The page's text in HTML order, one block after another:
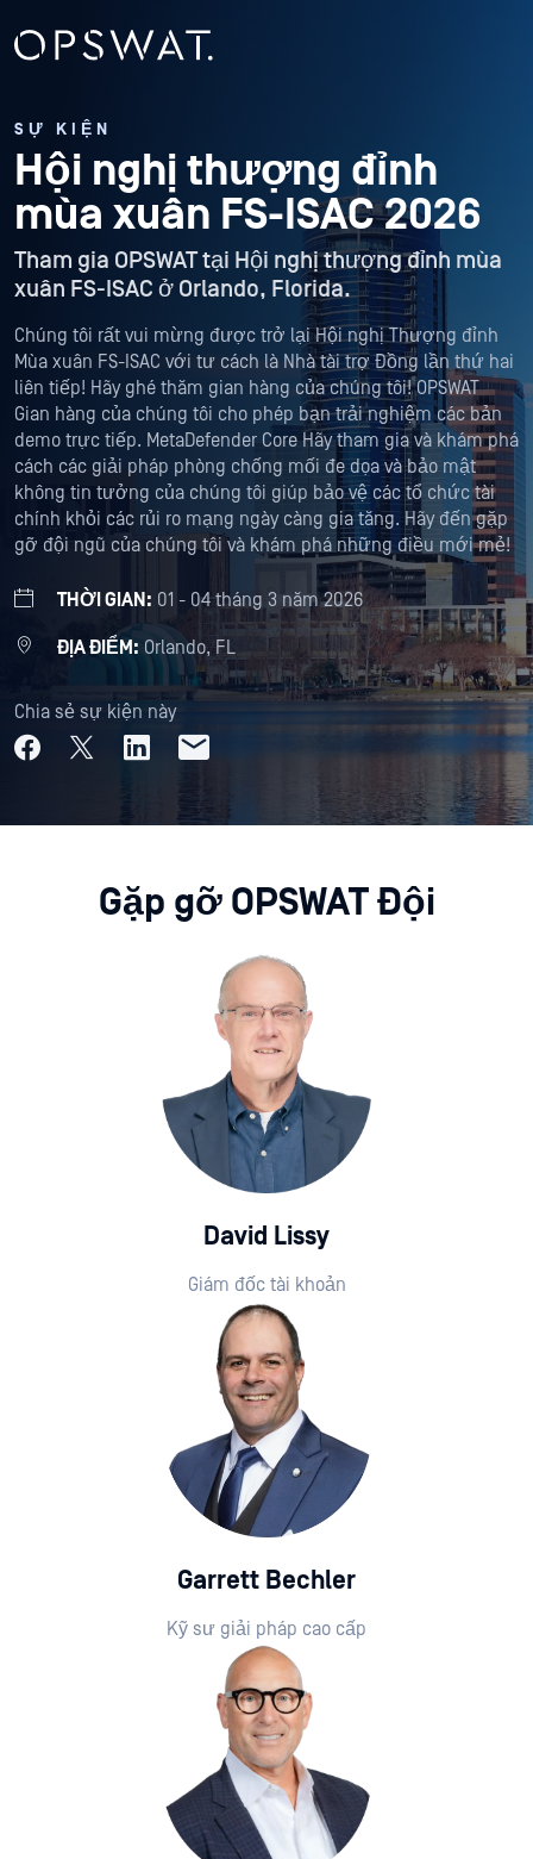
SỰ KIỆN
Hội nghị thượng đỉnh
mùa xuân FS-ISAC 2026
Tham gia OPSWAT tại Hội nghị thượng đỉnh mùa
xuân FS-ISAC ở Orlando, Florida.
Chúng tôi rất vui mừng được trở lại Hội nghị Thượng đỉnh
Mùa xuân FS-ISAC với tư cách là Nhà tài trợ Đồng lần thứ hai
liên tiếp! Hãy ghé thăm gian hàng của chúng tôi! OPSWAT
Gian hàng của chúng tôi cho phép bạn trải nghiệm các bản
demo trực tiếp. MetaDefender Core Hãy tham gia và khám phá
cách các giải pháp phòng chống mối đe dọa và bảo mật
không tin tưởng của chúng tôi giúp bảo vệ các tổ chức tài
chính khỏi các rủi ro mạng ngày càng gia tăng. Hãy đến gặp
gỡ đội ngũ của chúng tôi và khám phá những điều mới mẻ!
THỜI GIAN: 01 - 04 tháng 3 năm 2026
ĐỊA ĐIỂM: Orlando, FL
Chia sẻ sự kiện này
Gặp gỡ OPSWAT Đội
David Lissy
Giám đốc tài khoản
Garrett Bechler
Kỹ sư giải pháp cao cấp